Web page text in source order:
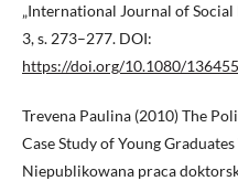
„International Journal of Social
3, s. 273–277. DOI:
https://doi.org/10.1080/
Trevena Paulina (2010) The
Case Study of Young
Niepublikowana praca